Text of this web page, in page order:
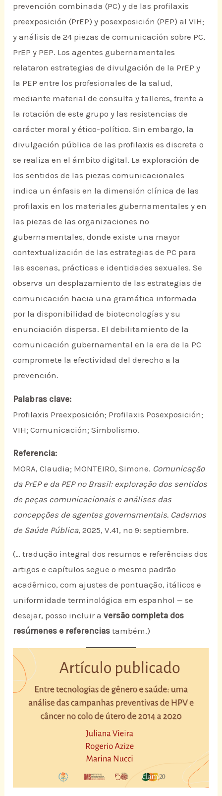
prevención combinada (PC) y de las profilaxis
preexposición (PrEP) y posexposición (PEP) al VIH;
y análisis de 24 piezas de comunicación sobre PC,
PrEP y PEP. Los agentes gubernamentales
relataron estrategias de divulgación de la PrEP y
la PEP entre los profesionales de la salud,
mediante material de consulta y talleres, frente a
la rotación de este grupo y las resistencias de
carácter moral y ético-político. Sin embargo, la
divulgación pública de las profilaxis es discreta o
se realiza en el ámbito digital. La exploración de
los sentidos de las piezas comunicacionales
indica un énfasis en la dimensión clínica de las
profilaxis en los materiales gubernamentales y en
las piezas de las organizaciones no
gubernamentales, donde existe una mayor
contextualización de las estrategias de PC para
las escenas, prácticas e identidades sexuales. Se
observa un desplazamiento de las estrategias de
comunicación hacia una gramática informada
por la disponibilidad de biotecnologías y su
enunciación dispersa. El debilitamiento de la
comunicación gubernamental en la era de la PC
compromete la efectividad del derecho a la
prevención.
Palabras clave:
Profilaxis Preexposición; Profilaxis Posexposición;
VIH; Comunicación; Simbolismo.
Referencia:
MORA, Claudia; MONTEIRO, Simone. Comunicação
da PrEP e da PEP no Brasil: exploração dos sentidos
de peças comunicacionais e análises das
concepções de agentes governamentais. Cadernos
de Saúde Pública, 2025, V.41, nº 9: septiembre.
(… tradução integral dos resumos e referências dos
artigos e capítulos segue o mesmo padrão
acadêmico, com ajustes de pontuação, itálicos e
uniformidade terminológica em espanhol — se
desejar, posso incluir aversão completa dos
resúmenes e referencias também.)